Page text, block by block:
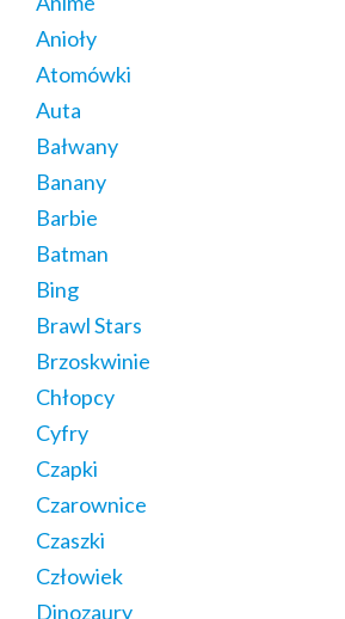
Anioły
Atomówki
Auta
Bałwany
Banany
Barbie
Batman
Bing
Brawl Stars
Brzoskwinie
Chłopcy
Cyfry
Czapki
Czarownice
Czaszki
Człowiek
Dinozaury